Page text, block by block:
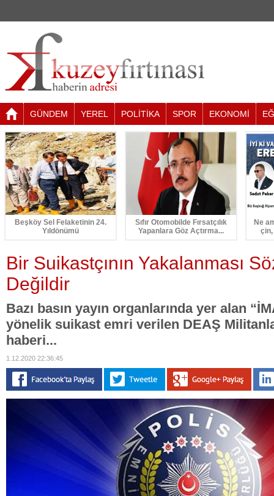
GÜNDEM YEREL POLİTİKA SPOR EKONOMİ
Beşköy Sel Felaketinin 24.
Yıldönümü
Sıfır Otomobilde Fırsatçılık
Yapanlara Göz Açtırma...
Ne
Bir Suikastçının Yakalanması
Değildir
Bazı basın yayın organlarında yer alan
yönelik suikast emri verilen DEAŞ
haberi...
1.12.2020 22:36:45